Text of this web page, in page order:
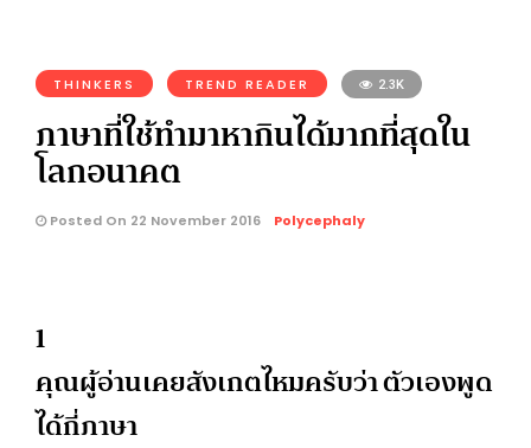
THINKERS TREND READER 2.3K
ภาษาที่ใช้ทำมาหากินได้มากที่สุดใน
โลกอนาคต
Posted On 22 November 2016 Polycephaly
1
คุณผู้อ่านเคยสังเกตไหมครับว่า ตัวเองพูด
ได้กี่ภาษา